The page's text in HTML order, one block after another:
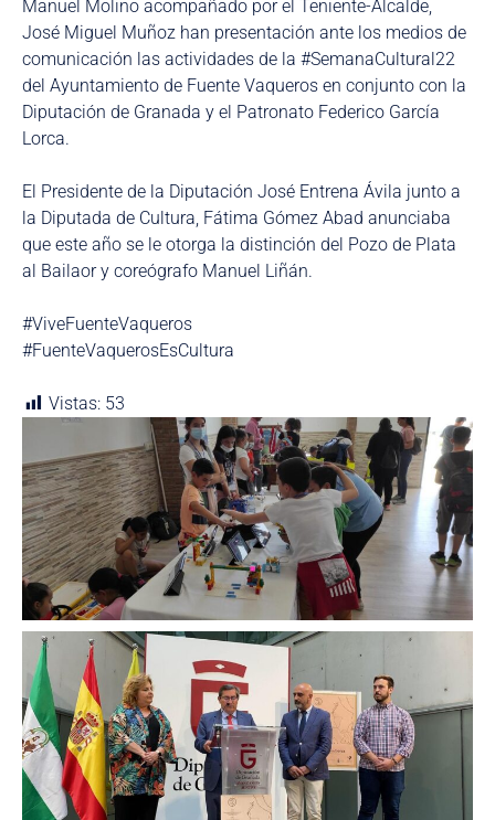
Manuel Molino acompañado por el Teniente-Alcalde,
José Miguel Muñoz han presentación ante los medios de
comunicación las actividades de la #SemanaCultural22
del Ayuntamiento de Fuente Vaqueros en conjunto con la
Diputación de Granada y el Patronato Federico García
Lorca.
El Presidente de la Diputación José Entrena Ávila junto a
la Diputada de Cultura, Fátima Gómez Abad anunciaba
que este año se le otorga la distinción del Pozo de Plata
al Bailaor y coreógrafo Manuel Liñán.
#ViveFuenteVaqueros
#FuenteVaquerosEsCultura
Vistas: 53